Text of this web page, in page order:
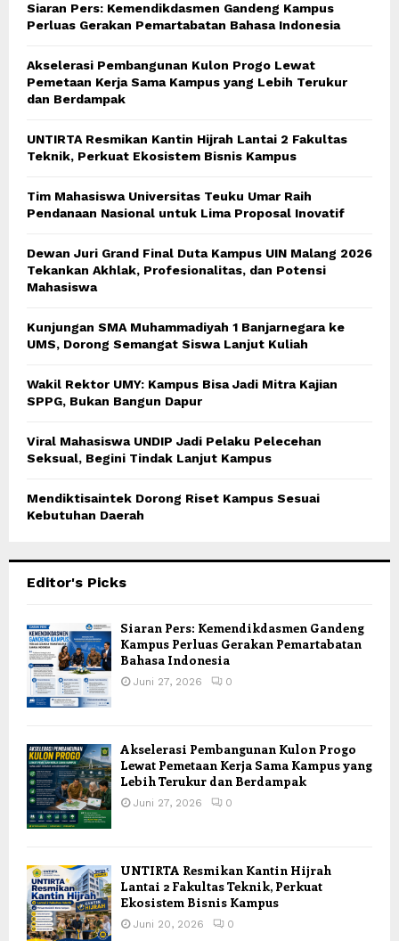
Siaran Pers: Kemendikdasmen Gandeng Kampus
Perluas Gerakan Pemartabatan Bahasa Indonesia
Akselerasi Pembangunan Kulon Progo Lewat
Pemetaan Kerja Sama Kampus yang Lebih Terukur
dan Berdampak
UNTIRTA Resmikan Kantin Hijrah Lantai 2 Fakultas
Teknik, Perkuat Ekosistem Bisnis Kampus
Tim Mahasiswa Universitas Teuku Umar Raih
Pendanaan Nasional untuk Lima Proposal Inovatif
Dewan Juri Grand Final Duta Kampus UIN Malang 2026
Tekankan Akhlak, Profesionalitas, dan Potensi
Mahasiswa
Kunjungan SMA Muhammadiyah 1 Banjarnegara ke
UMS, Dorong Semangat Siswa Lanjut Kuliah
Wakil Rektor UMY: Kampus Bisa Jadi Mitra Kajian
SPPG, Bukan Bangun Dapur
Viral Mahasiswa UNDIP Jadi Pelaku Pelecehan
Seksual, Begini Tindak Lanjut Kampus
Mendiktisaintek Dorong Riset Kampus Sesuai
Kebutuhan Daerah
Editor's Picks
Siaran Pers: Kemendikdasmen Gandeng
Kampus Perluas Gerakan Pemartabatan
Bahasa Indonesia
Juni 27, 2026 0
Akselerasi Pembangunan Kulon Progo
Lewat Pemetaan Kerja Sama Kampus yang
Lebih Terukur dan Berdampak
Juni 27, 2026 0
UNTIRTA Resmikan Kantin Hijrah
Lantai 2 Fakultas Teknik, Perkuat
Ekosistem Bisnis Kampus
Juni 20, 2026 0